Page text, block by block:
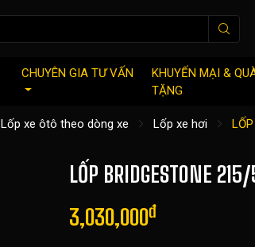
CHUYÊN GIA TƯ VẤN
KHUYẾN MẠI &
TẶNG
Lốp xe ôtô theo dòng xe Lốp xe hơi
LỐP BRIDGESTONE
3,030,000đ